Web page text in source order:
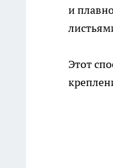
и
Этот